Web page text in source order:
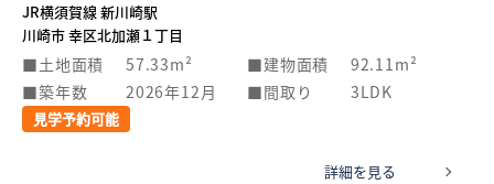
JR横須賀線 新川崎駅
川崎市 幸区北加瀬１丁目
土地面積 57.33m² 建物面積
92.11m²
築年数
2026年12月 間取り 3LDK
見学予約可能
詳細を見る